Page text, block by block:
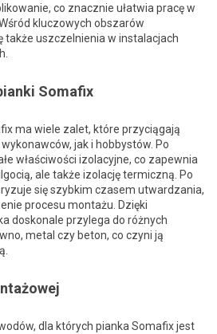
co znacznie ułatwia pracę w
kluczowych obszarów
także uszczelnienia w instalacjach
Somafix
ma wiele zalet, które przyciągają
jak i hobbystów. Po
właściwości izolacyjne, co zapewnia
ale także izolację termiczną. Po
się szybkim czasem utwardzania,
procesu montażu. Dzięki
doskonale przylega do różnych
metal czy beton, co czyni ją
dla których pianka Somafix jest